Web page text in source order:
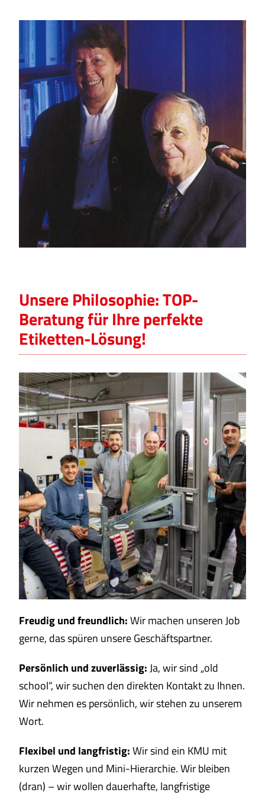
Unsere Philosophie: TOP-
Beratung für Ihre perfekte
Etiketten-Lösung!
Freudig und freundlich:Wir machen unseren Job
gerne, das spüren unsere Geschäftspartner.
Persönlich und zuverlässig:Ja, wir sind „old
school“, wir suchen den direkten Kontakt zu Ihnen.
Wir nehmen es persönlich, wir stehen zu unserem
Wort.
Flexibel und langfristig:Wir sind ein KMU mit
kurzen Wegen und Mini-Hierarchie. Wir bleiben
(dran) – wir wollen dauerhafte, langfristige